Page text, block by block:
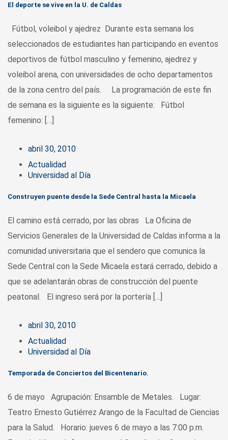
El deporte se vive en la U. de Caldas
Fútbol, voleibol y ajedrez Durante esta semana los
seleccionados de estudiantes han participando en eventos
deportivos de fútbol masculino y femenino, ajedrez y
voleibol arena, con universidades de ocho departamentos
de la zona centro del país. La programación de este fin
de semana es la siguiente es la siguiente: Fútbol
femenino: […]
abril 30, 2010
Actualidad
Universidad al Día
Construyen puente desde la Sede Central hasta la Micaela
El camino está cerrado, por las obras La Oficina de
Servicios Generales de la Universidad de Caldas informa a la
comunidad universitaria que el sendero que comunica la
Sede Central con la Sede Micaela estará cerrado, debido a
que se adelantarán obras de construcción del puente
peatonal. El ingreso será por la portería […]
abril 30, 2010
Actualidad
Universidad al Día
Temporada de Conciertos del Bicentenario.
6 de mayo Agrupación: Ensamble de Metales. Lugar:
Teatro Ernesto Gutiérrez Arango de la Facultad de Ciencias
para la Salud. Horario: jueves 6 de mayo a las 7:00 p.m.